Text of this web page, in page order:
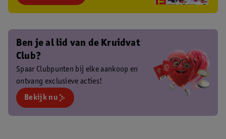
Ben je al lid van de Kruidvat
Club?
Spaar Clubpunten bij elke aankoop en
ontvang exclusieve acties!
Bekijk nu